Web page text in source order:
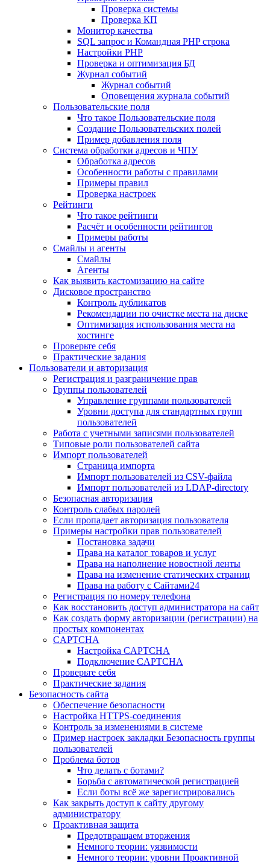
Проверка системы
Проверка КП
Монитор качества
SQL запрос и Командная PHP строка
Настройки PHP
Проверка и оптимизация БД
Журнал событий
Журнал событий
Оповещения журнала событий
Пользовательские поля
Что такое Пользовательские поля
Создание Пользовательских полей
Пример добавления поля
Система обработки адресов и ЧПУ
Обработка адресов
Особенности работы с правилами
Примеры правил
Проверка настроек
Рейтинги
Что такое рейтинги
Расчёт и особенности рейтингов
Примеры работы
Смайлы и агенты
Смайлы
Агенты
Как выявить кастомизацию на сайте
Дисковое пространство
Контроль дубликатов
Рекомендации по очистке места на диске
Оптимизация использования места на
хостинге
Проверьте себя
Практические задания
Пользователи и авторизация
Регистрация и разграничение прав
Группы пользователей
Управление группами пользователей
Уровни доступа для стандартных групп
пользователей
Работа с учетными записями пользователей
Типовые роли пользователей сайта
Импорт пользователей
Страница импорта
Импорт пользователей из CSV-файла
Импорт пользователей из LDAP-directory
Безопасная авторизация
Контроль слабых паролей
Если пропадает авторизация пользователя
Примеры настройки прав пользователей
Постановка задачи
Права на каталог товаров и услуг
Права на наполнение новостной ленты
Права на изменение статических страниц
Права на работу с Сайтами24
Регистрация по номеру телефона
Как восстановить доступ администратора на сайт
Как создать форму авторизации (регистрации) на
простых компонентах
CAPTCHA
Настройка CAPTCHA
Подключение CAPTCHA
Проверьте себя
Практические задания
Безопасность сайта
Обеспечение безопасности
Настройка HTTPS-соединения
Контроль за изменениями в системе
Пример настроек закладки Безопасность группы
пользователей
Проблема ботов
Что делать с ботами?
Борьба с автоматической регистрацией
Если боты всё же зарегистрировались
Как закрыть доступ к сайту другому
администратору
Проактивная защита
Предотвращаем вторжения
Немного теории: уязвимости
Немного теории: уровни Проактивной